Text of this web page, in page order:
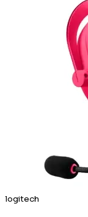
logitech